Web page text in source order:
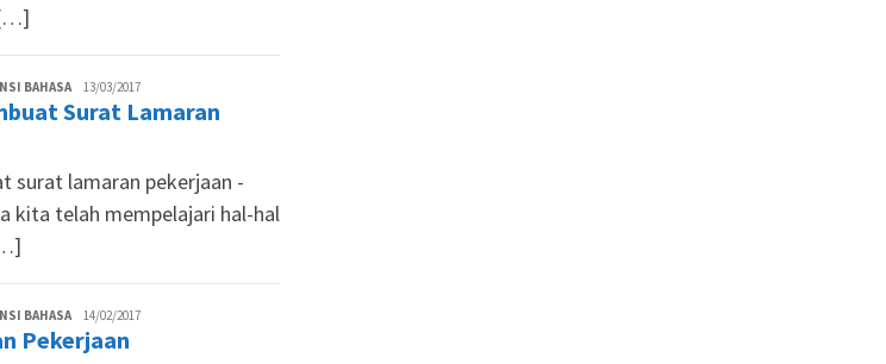
[…]
BAHASAAgnezt
Nina
13/03/2017
Surat Lamaran
surat lamaran pekerjaan -
kita telah mempelajari hal-hal
BAHASAAgnezt
Nina
14/02/2017
Pekerjaan